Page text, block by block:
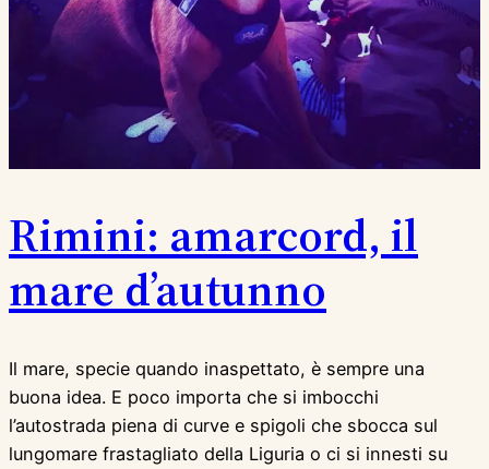
Rimini: amarcord, il
mare d’autunno
Il mare, specie quando inaspettato, è sempre una
buona idea. E poco importa che si imbocchi
l’autostrada piena di curve e spigoli che sbocca sul
lungomare frastagliato della Liguria o ci si innesti su